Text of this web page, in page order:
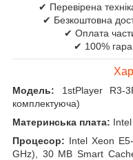
✔ Перевірена
✔ Безкоштовна
✔ Оплата
✔ 100%
Модель: 1stPlayer R3-
комплектуюча)
Материнська плата:
Процесор: Intel Xeon
GHz), 30 MB Smart